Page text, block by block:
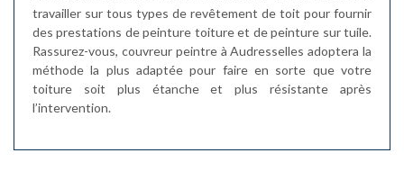
travailler sur tous types de revêtement de toit pour fournir
des prestations de peinture toiture et de peinture sur tuile.
Rassurez-vous, couvreur peintre à Audresselles adoptera la
méthode la plus adaptée pour faire en sorte que votre
toiture soit plus étanche et plus résistante après
l’intervention.